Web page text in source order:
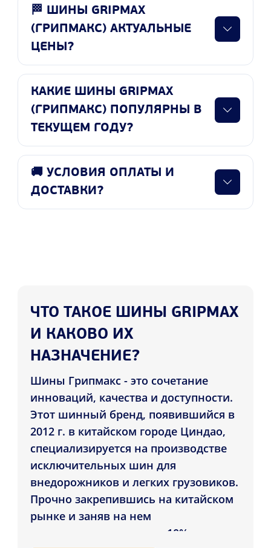
🏁 ШИНЫ GRIPMAX
(ГРИПМАКС) АКТУАЛЬНЫЕ
ЦЕНЫ?
КАКИЕ ШИНЫ GRIPMAX
(ГРИПМАКС) ПОПУЛЯРНЫ В
ТЕКУЩЕМ ГОДУ?
🚚 УСЛОВИЯ ОПЛАТЫ И
ДОСТАВКИ?
ЧТО ТАКОЕ ШИНЫ GRIPMAX
И КАКОВО ИХ
НАЗНАЧЕНИЕ?
Шины Грипмакс - это сочетание
инноваций, качества и доступности.
Этот шинный бренд, появившийся в
2012 г. в китайском городе Циндао,
специализируется на производстве
исключительных шин для
внедорожников и легких грузовиков.
Прочно закрепившись на китайском
рынке и заняв на нем
ошеломляющую долю в 10%, шина